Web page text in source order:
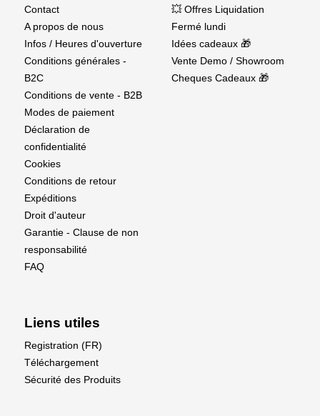
Contact
A propos de nous
Infos / Heures d'ouverture
Conditions générales -
B2C
Conditions de vente - B2B
Modes de paiement
Déclaration de
confidentialité
Cookies
Conditions de retour
Expéditions
Droit d'auteur
Garantie - Clause de non
responsabilité
FAQ
💥 Offres Liquidation
Fermé lundi
Idées cadeaux 🎁
Vente Demo / Showroom
Cheques Cadeaux 🎁
Liens utiles
Registration (FR)
Téléchargement
Sécurité des Produits